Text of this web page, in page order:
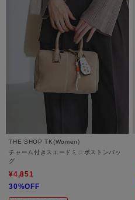
THE SHOP TK(Women)
チャーム付きスエードミニボストンバッ
グ
¥4,851
30%OFF